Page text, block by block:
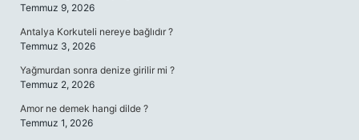
Temmuz 9, 2026
Antalya Korkuteli nereye bağlıdır ?
Temmuz 3, 2026
Yağmurdan sonra denize girilir mi ?
Temmuz 2, 2026
Amor ne demek hangi dilde ?
Temmuz 1, 2026